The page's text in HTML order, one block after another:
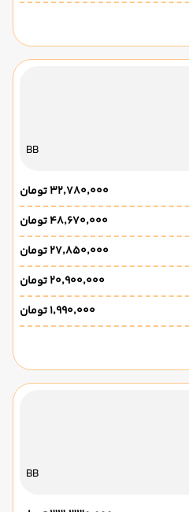
BB
۳۲٬۷۸۰٬۰۰۰ تومان
۴۸٬۶۷۰٬۰۰۰ تومان
۲۷٬۸۵۰٬۰۰۰ تومان
۲۰٬۹۰۰٬۰۰۰ تومان
۱٬۹۹۰٬۰۰۰ تومان
BB